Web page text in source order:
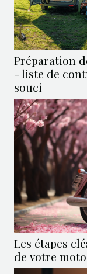
Préparation
- liste de
souci
Les étapes
de votre moto